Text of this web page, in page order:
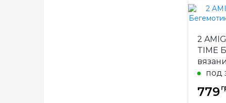
Страна-
2
TIME
под
779